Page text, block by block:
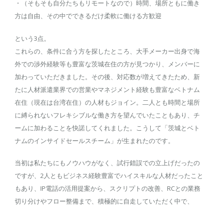
・（そもそも自分たちもリモートなので）時間、場所ともに働き
方は自由、その中でできるだけ柔軟に働ける方歓迎
という3点。
これらの、条件に合う方を探したところ、大手メーカー出身で海
外での渉外経験等も豊富な茨城在住の方が見つかり、メンバーに
加わっていただきました。その後、対応数が増えてきたため、新
たに人材派遣業界での営業やマネジメント経験も豊富なベトナム
在住（現在は台湾在住）の人材もジョイン。二人とも時間と場所
に縛られないフレキシブルな働き方を望んでいたこともあり、チ
ームに加わることを快諾してくれました。こうして「茨城とベト
ナムのインサイドセールスチーム」が生まれたのです。
当初は私たちにもノウハウがなく、試行錯誤での立上げだったの
ですが、2人ともビジネス経験豊富でハイスキルな人材だったこと
もあり、IP電話の活用提案から、スクリプトの改善、RCとの業務
切り分けやフロー整備まで、積極的に自走していただく中で、